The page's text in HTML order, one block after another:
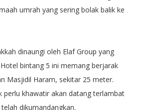
umrah yang sering bolak balik ke
dinaungi oleh Elaf Group yang
bintang 5 ini memang berjarak
Masjidil Haram, sekitar 25 meter.
perlu khawatir akan datang terlambat
dikumandangkan.